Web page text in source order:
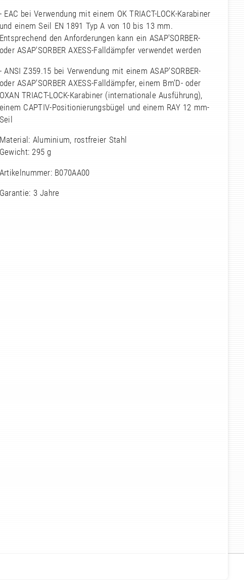
- EAC bei Verwendung mit einem OK TRIACT-LOCK-Karabiner
und einem Seil EN 1891 Typ A von 10 bis 13 mm.
Entsprechend den Anforderungen kann ein ASAP'SORBER-
oder ASAP'SORBER AXESS-Falldämpfer verwendet werden
- ANSI Z359.15 bei Verwendung mit einem ASAP'SORBER-
oder ASAP'SORBER AXESS-Falldämpfer, einem Bm’D- oder
OXAN TRIACT-LOCK-Karabiner (internationale Ausführung),
einem CAPTIV-Positionierungsbügel und einem RAY 12 mm-
Seil
Material: Aluminium, rostfreier Stahl
Gewicht: 295 g
Artikelnummer: B070AA00
Garantie: 3 Jahre